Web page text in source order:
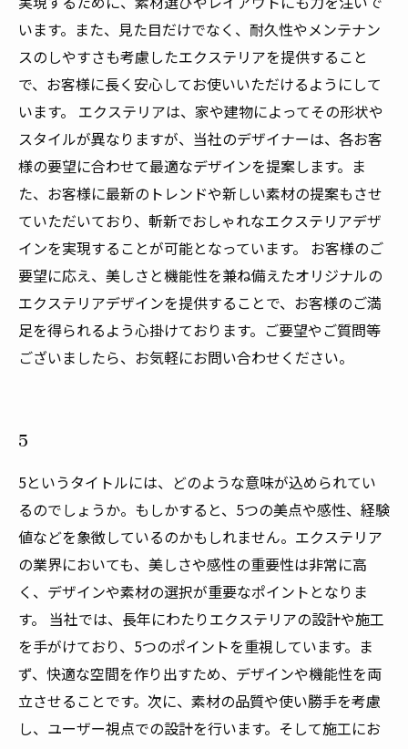
います。また、見た目だけでなく、耐久性やメンテナン
スのしやすさも考慮したエクステリアを提供すること
で、お客様に長く安心してお使いいただけるようにして
います。 エクステリアは、家や建物によってその形状や
スタイルが異なりますが、当社のデザイナーは、各お客
様の要望に合わせて最適なデザインを提案します。ま
た、お客様に最新のトレンドや新しい素材の提案もさせ
ていただいており、斬新でおしゃれなエクステリアデザ
インを実現することが可能となっています。 お客様のご
要望に応え、美しさと機能性を兼ね備えたオリジナルの
エクステリアデザインを提供することで、お客様のご満
足を得られるよう心掛けております。ご要望やご質問等
ございましたら、お気軽にお問い合わせください。
5
5というタイトルには、どのような意味が込められてい
るのでしょうか。もしかすると、5つの美点や感性、経験
値などを象徴しているのかもしれません。エクステリア
の業界においても、美しさや感性の重要性は非常に高
く、デザインや素材の選択が重要なポイントとなりま
す。 当社では、長年にわたりエクステリアの設計や施工
を手がけており、5つのポイントを重視しています。ま
ず、快適な空間を作り出すため、デザインや機能性を両
立させることです。次に、素材の品質や使い勝手を考慮
し、ユーザー視点での設計を行います。そして施工にお